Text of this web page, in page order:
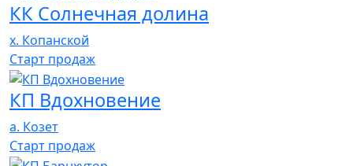
КК Солнечная долина
х. Копанской
Cтарт продаж
КП Вдохновение
а. Козет
Cтарт продаж